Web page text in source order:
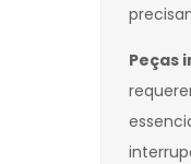
Peças